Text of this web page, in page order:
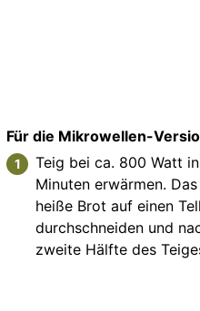
Für die Mikrowellen-
Teig bei ca. 800 Watt
Minuten erwärmen.
heiße Brot auf einen
durchschneiden und
zweite Hälfte des